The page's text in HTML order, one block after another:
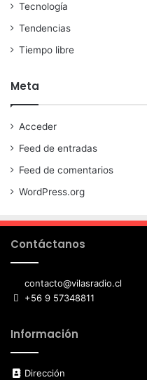
Tecnología
Tendencias
Tiempo libre
Meta
Acceder
Feed de entradas
Feed de comentarios
WordPress.org
Contáctanos
contacto@vilasradio.cl
+56 9 57348811
Información
Dirección